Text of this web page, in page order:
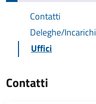
Contatti
Deleghe/Incarichi
Uffici
Contatti